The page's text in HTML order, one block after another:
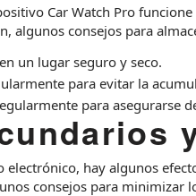
Car Watch Pro
algunos consejos para
un lugar seguro y seco.
para evitar la
para asegurarse
hay algunos
consejos para minimizar